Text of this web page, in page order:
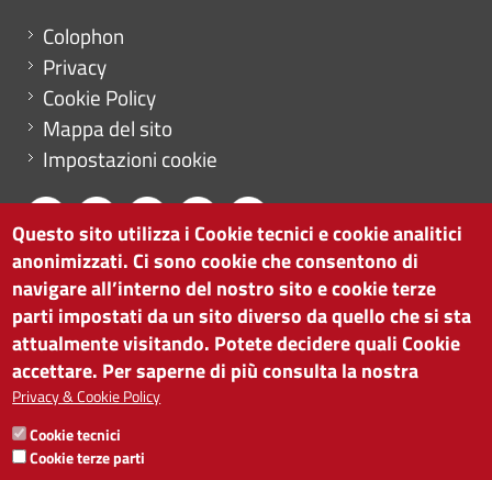
Menu footer
Colophon
Privacy
Cookie Policy
Mappa del sito
Impostazioni cookie
CAMERA DI COMMERCIO DI BOLZANO
via Alto Adige 60 | I-39100 Bolzano
tel. 0471 945 511 |info@camcom.bz.it
Partita IVA: 00376420212
ISTITUTO PER LA PROMOZIONE DELLO
SVILUPPO ECONOMICO
Partita IVA: 01716880214
Questo sito utilizza i Cookie tecnici e cookie analitici
anonimizzati. Ci sono cookie che consentono di
navigare all’interno del nostro sito e cookie terze
parti impostati da un sito diverso da quello che si sta
attualmente visitando. Potete decidere quali Cookie
accettare. Per saperne di più consulta la nostra
Privacy & Cookie Policy
Cookie tecnici
Cookie terze parti